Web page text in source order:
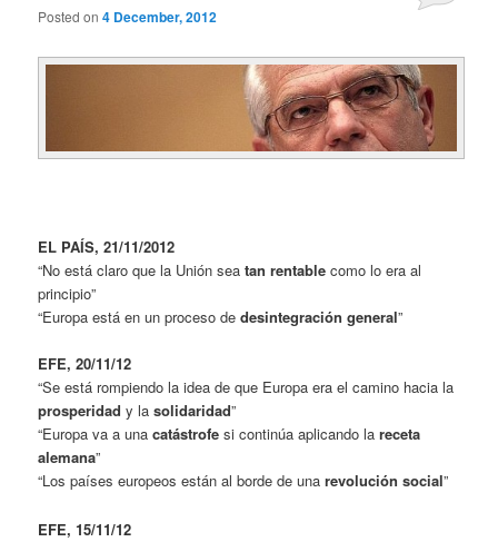
Posted on4 December, 2012
EL PAÍS, 21/11/2012
“No está claro que la Unión seatan rentable como lo era al
principio”
“Europa está en un proceso dedesintegración general”
EFE, 20/11/12
“Se está rompiendo la idea de que Europa era el camino hacia la
prosperidad y lasolidaridad”
“Europa va a unacatástrofe si continúa aplicando lareceta
alemana”
“Los países europeos están al borde de unarevolución social”
EFE, 15/11/12